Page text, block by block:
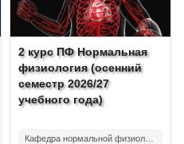
Изображение курса
Название курса
2 курс ПФ Нормальная
физиология (осенний
семестр 2026/27
учебного года)